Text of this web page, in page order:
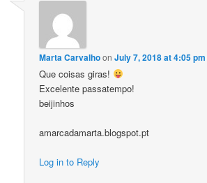
Marta CarvalhoonJuly 7, 2018 at 4:05 pm
Que coisas giras!
Excelente passatempo!
beijinhos
amarcadamarta.blogspot.pt
Log in to Reply